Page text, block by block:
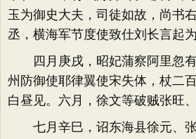
玉为御史大夫，司徒如故，尚书
丞，横海军节度使致仕刘长言起为
四月庚戌，昭妃蒲察阿里忽有
州防御使耶律翼使宋失体，杖二
白昼见。六月，徐文等破贼张旺
七月辛巳，诏东海县徐元、张